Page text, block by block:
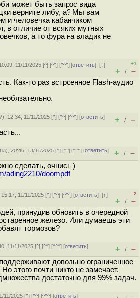
может быть запрос вида
верните либу, а? Мы вам
и человечка кабанчиком
в отличие от всяких мутных
а то фура на владик не
11/11/2025 [^] [^^] [^^^] [ответить][↓]
+1
+ / –
Как-то раз встроенное Flash-аудио
?), 12:34, 11/11/2025 [^] [^^] [^^^] [ответить]
+ / –
), 20:46, 13/11/2025 [^] [^^] [^^^] [ответить]
+ / –
сделать, очнись )
ading2210/doompdf
15:17, 11/11/2025 [^] [^^] [^^^] [ответить][↑]
–2
+ / –
принудив обновить в очередной
железо. Или думаешь эти
тормозов?
11/11/2025 [^] [^^] [^^^] [ответить]
+ / –
довольно ограниченное
этого почти никто не замечает,
достаточно для 99% задач.
11/2025 [^] [^^] [^^^] [ответить]